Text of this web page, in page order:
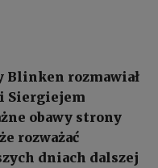
Blinken rozmawiał
Siergiejem
obawy strony
rozważać
dniach dalszej